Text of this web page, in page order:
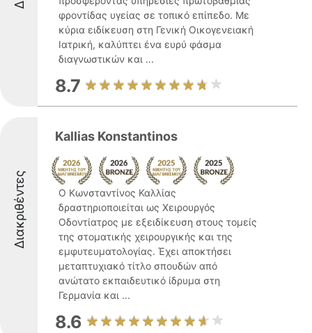
φροντίδας υγείας σε τοπικό επίπεδο. Με
κύρια ειδίκευση στη Γενική Οικογενειακή
Ιατρική, καλύπτει ένα ευρύ φάσμα
διαγνωστικών και ...
8.7
Διακριθέντες
Kallias Konstantinos
Ο Κωνσταντίνος Καλλίας
δραστηριοποιείται ως Χειρουργός
Οδοντίατρος με εξειδίκευση στους τομείς
της στοματικής χειρουργικής και της
εμφυτευματολογίας. Έχει αποκτήσει
μεταπτυχιακό τίτλο σπουδών από
ανώτατο εκπαιδευτικό ίδρυμα στη
Γερμανία και ...
8.6